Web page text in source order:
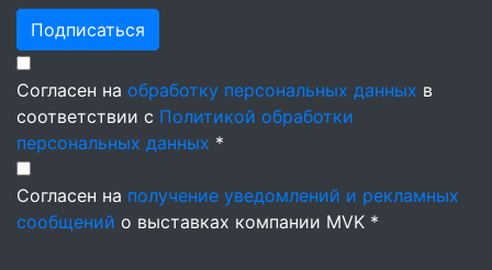
Подписаться
Согласен на обработку персональных данных в
соответствии с Политикой обработки
персональных данных *
Согласен на получение уведомлений и рекламных
сообщений о выставках компании MVK *